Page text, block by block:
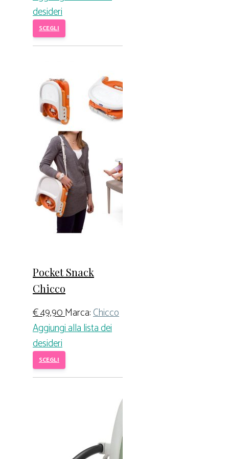
desideri
SCEGLI
Pocket Snack
Chicco
€49,90Marca:Chicco
Aggiungi alla lista dei
desideri
SCEGLI